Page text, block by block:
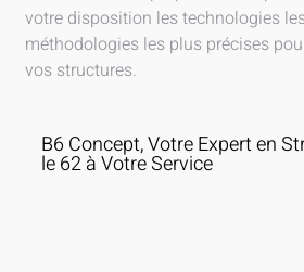
votre disposition les technologies
méthodologies les plus précises
vos structures.
B6 Concept, Votre Expert en
le 62 à Votre Service